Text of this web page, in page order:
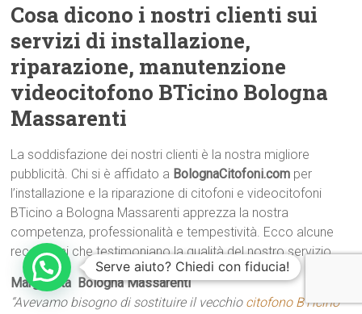
Cosa dicono i nostri clienti sui
servizi di installazione,
riparazione, manutenzione
videocitofono BTicino Bologna
Massarenti
La soddisfazione dei nostri clienti è la nostra migliore
pubblicità. Chi si è affidato a BolognaCitofoni.com per
l’installazione e la riparazione di citofoni e videocitofoni
BTicino a Bologna Massarenti apprezza la nostra
competenza, professionalità e tempestività. Ecco alcune
recensioni che testimoniano la qualità del nostro servizio.
Margherita  Bologna Massarenti
“Avevamo bisogno di sostituire il vecchio citofono BTicino
Serve aiuto? Chiedi con fiducia!